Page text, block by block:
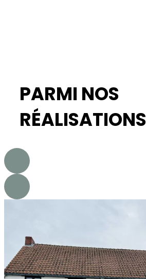
PARMI NOS
RÉALISATIONS